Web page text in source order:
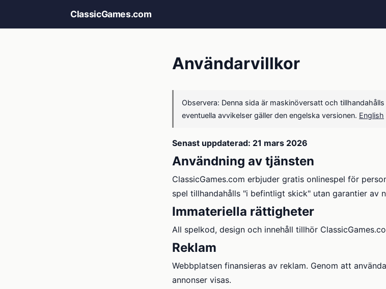
ClassicGames.com
Användarvillkor
Observera: Denna sida är maskinöversatt och
eventuella avvikelser gäller den engelska versionen. English
Senast uppdaterad: 21 mars 2026
Användning av tjänsten
ClassicGames.com erbjuder gratis onlinespel för
spel tillhandahålls "i befintligt skick" utan garantier av
Immateriella rättigheter
All spelkod, design och innehåll tillhör
Reklam
Webbplatsen finansieras av reklam. Genom att
annonser visas.